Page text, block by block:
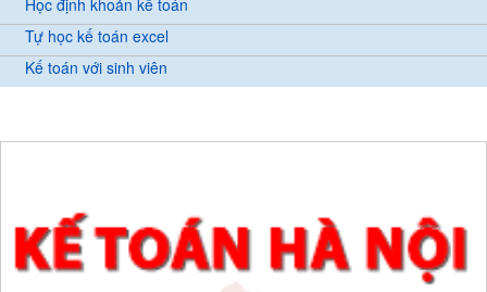
Học định khoản kế toán
Tự học kế toán excel
Kế toán với sinh viên